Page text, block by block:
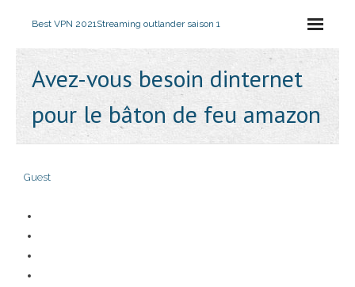
Best VPN 2021Streaming outlander saison 1
Avez-vous besoin dinternet
pour le bâton de feu amazon
Guest